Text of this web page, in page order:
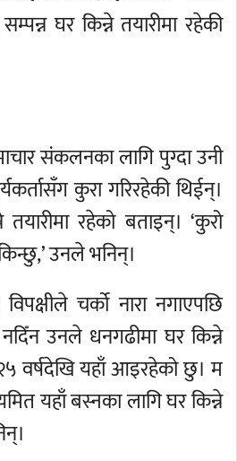
घर किन्ने तयारीमा रहेकी
संकलनका लागि पुग्दा उनी
कुरा गरिरहेकी थिईन्।
रहेको बताइन्। ‘कुरो
उनले भनिन्।
चर्को नारा नगाएपछि
उनले धनगढीमा घर किन्ने
वर्षदेखि यहाँ आइरहेको छु। म
यहाँ बस्नका लागि घर किन्ने